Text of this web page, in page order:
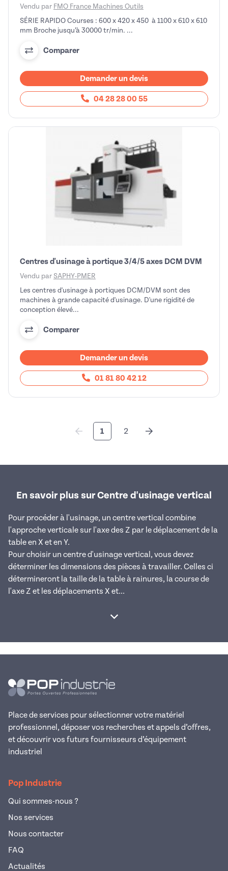
Vendu par FMO France Machines Outils
SÉRIE RAPIDO Courses : 600 x 420 x 450 à 1100 x 610 x 610
mm Broche jusqu’à 30000 tr/min. ...
Comparer
Demander un devis
04 28 28 00 55
Centres d'usinage à portique 3/4/5 axes DCM DVM
Vendu par SAPHY-PMER
Les centres d'usinage à portiques DCM/DVM sont des
machines à grande capacité d'usinage. D'une rigidité de
conception élevé...
Comparer
Demander un devis
01 81 80 42 12
1 2
En savoir plus sur Centre d'usinage vertical
Pour procéder à l'usinage, un centre vertical combine
l'approche verticale sur l'axe des Z par le déplacement de la
table en X et en Y.
Pour choisir un centre d'usinage vertical, vous devez
déterminer les dimensions des pièces à travailler. Celles ci
détermineront la taille de la table à rainures, la course de
l'axe Z et les déplacements X et...
Afficher la suite
Place de services pour sélectionner votre matériel
professionnel, déposer vos recherches et appels d’offres,
et découvrir vos futurs fournisseurs d’équipement
industriel
Pop Industrie
Qui sommes-nous ?
Nos services
Nous contacter
FAQ
Actualités